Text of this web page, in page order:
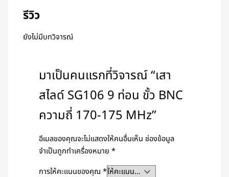
รีวิว
ยังไม่มีบทวิจารณ์
มาเป็นคนแรกที่วิจารณ์ “เสา
สไลด์ SG106 9 ท่อน ขั้ว BNC
ความถี่ 170-175 MHz”
อีเมลของคุณจะไม่แสดงให้คนอื่นเห็น ช่องข้อมูล
จำเป็นถูกทำเครื่องหมาย*
การให้คะแนนของคุณ*